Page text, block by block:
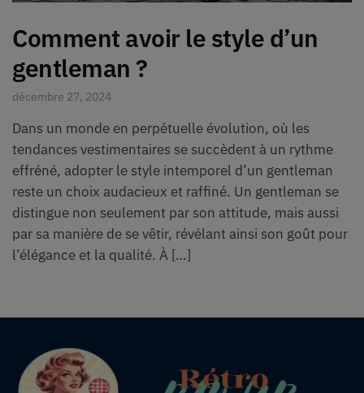
Comment avoir le style d’un
gentleman ?
décembre 27, 2024
Dans un monde en perpétuelle évolution, où les
tendances vestimentaires se succèdent à un rythme
effréné, adopter le style intemporel d’un gentleman
reste un choix audacieux et raffiné. Un gentleman se
distingue non seulement par son attitude, mais aussi
par sa manière de se vêtir, révélant ainsi son goût pour
l’élégance et la qualité. À […]